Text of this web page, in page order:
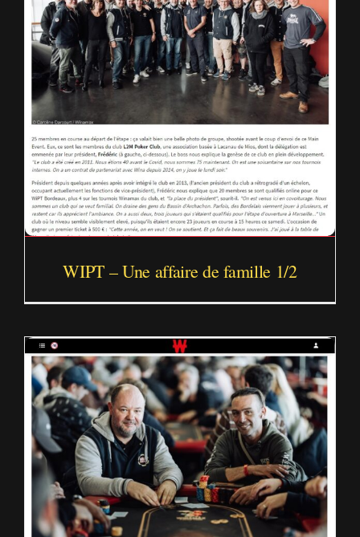
WIPT – Une affaire de famille 1/2